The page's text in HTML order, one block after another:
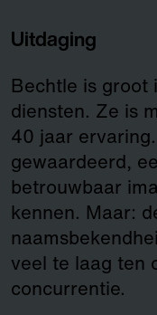
Uitdaging
Bechtle is groot
diensten. Ze is
40 jaar
gewaardeerd,
betrouwbaar
kennen. Maar:
veel te laag ten
concurrentie.